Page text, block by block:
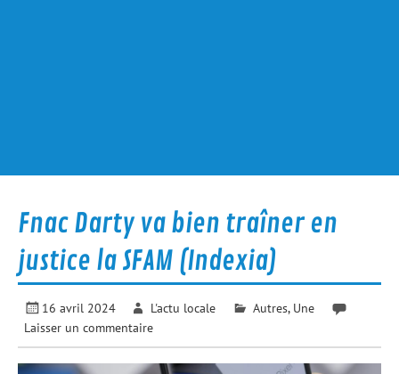
Fnac Darty va bien traîner en
justice la SFAM (Indexia)
16 avril 2024 L'actu locale Autres, Une
Laisser un commentaire